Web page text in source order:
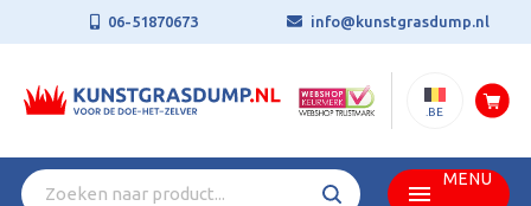
06-51870673 info@kunstgrasdump.nl
.BE
MENU